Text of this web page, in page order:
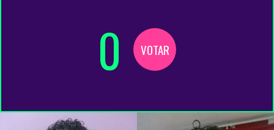
0 VOTAR